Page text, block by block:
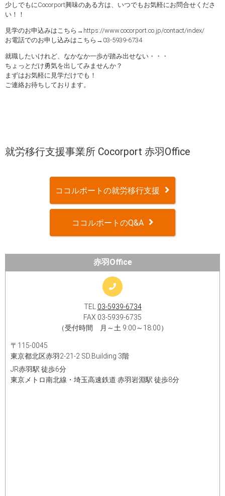
少しでもにCocorport興味のある方は、いつでもお気軽にお問合せくださ
い！！
見学のお申込みはこちら→https://www.cocorport.co.jp/contact/index/
お電話でのお申し込みはこちら→03-5939-6734
就職したいけれど、なかなか一歩が踏み出せない・・・
ちょっとだけ勇気を出してみませんか？
まずはお気軽に見学だけでも！
ご連絡お待ちしております。
就労移行支援事業所 Cocorport 赤羽Office
ココルポートの就労移行支援
ココルポートのQ&A
赤羽Office
TEL 03-5939-6734
FAX 03-5939-6735
（受付時間 月～土 9:00～18:00）
〒115-0045
東京都北区赤羽2-21-2 SD.Building 3階
JR赤羽駅 徒歩6分
東京メトロ南北線・埼玉高速鉄道 赤羽岩淵駅 徒歩8分